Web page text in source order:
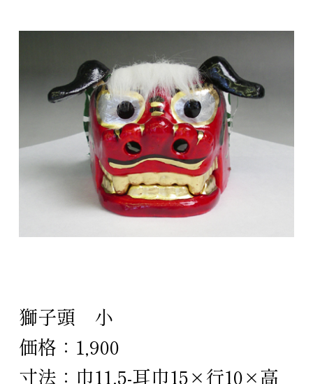
獅子頭 小
価格：1,900
寸法：巾11.5-耳巾15×行10×高